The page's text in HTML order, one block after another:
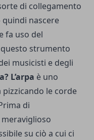
di collegamento
quindi nascere
fa uso del
strumento
musicisti e degli
L’arpa è uno
le corde
di
su ciò a cui ci